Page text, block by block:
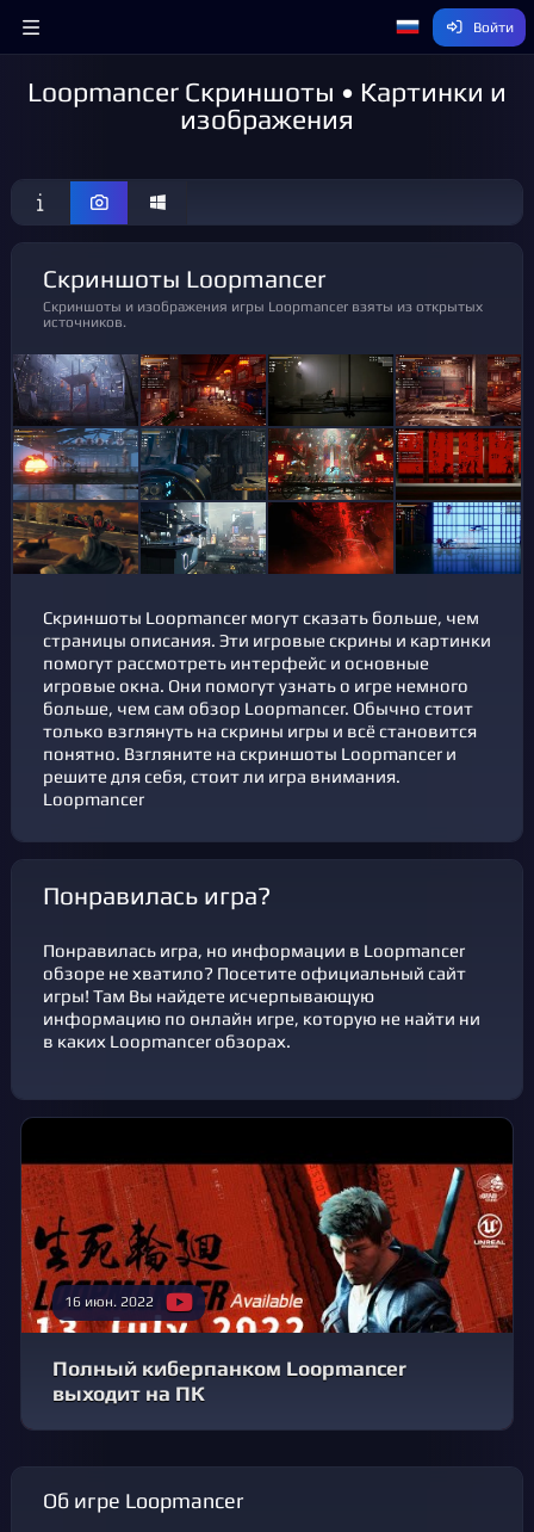
Войти
Loopmancer Скриншоты • Картинки и
изображения
Скриншоты Loopmancer
Скриншоты и изображения игры Loopmancer взяты из открытых
источников.
Скриншоты Loopmancer могут сказать больше, чем
страницы описания. Эти игровые скрины и картинки
помогут рассмотреть интерфейс и основные
игровые окна. Они помогут узнать о игре немного
больше, чем сам обзор Loopmancer. Обычно стоит
только взглянуть на скрины игры и всё становится
понятно. Взгляните на скриншоты Loopmancer и
решите для себя, стоит ли игра внимания.
Loopmancer
Понравилась игра?
Понравилась игра, но информации в Loopmancer
обзоре не хватило? Посетите официальный сайт
игры! Там Вы найдете исчерпывающую
информацию по онлайн игре, которую не найти ни
в каких Loopmancer обзорах.
16 июн. 2022
Полный киберпанком Loopmancer
выходит на ПК
Об игре Loopmancer